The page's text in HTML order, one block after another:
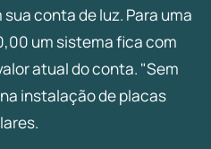
conta de luz. Para uma
um sistema fica com
atual do conta. "Sem
instalação de placas